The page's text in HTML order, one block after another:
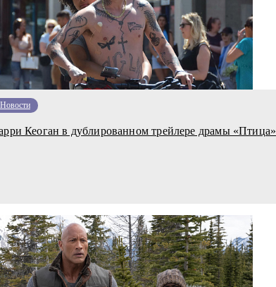
Новости
Кеоган в дублированном трейлере драмы «Птица»